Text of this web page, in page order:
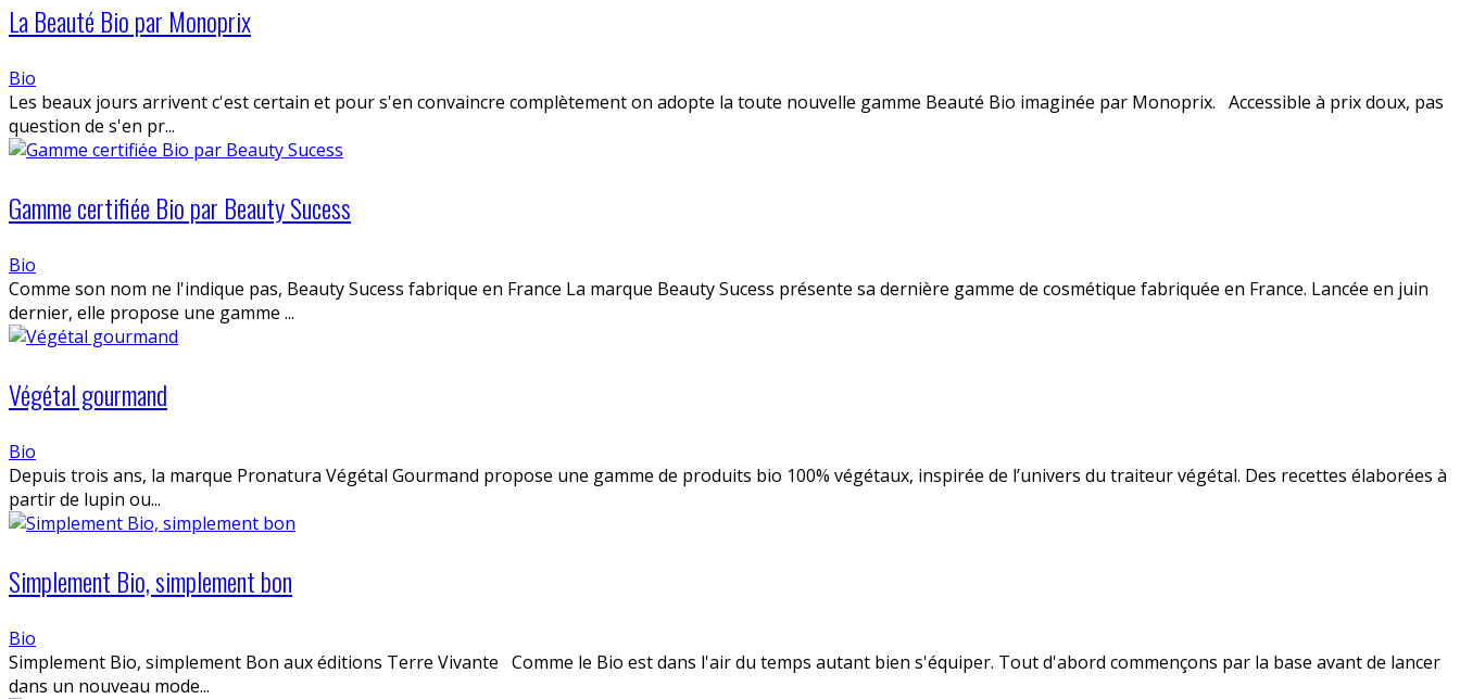
La Beauté Bio par Monoprix
Bio
Les beaux jours arrivent c'est certain et pour s'en convaincre complètement on adopte la toute nouvelle gamme Beauté Bio imaginée par Monoprix. Accessible à prix doux, pas
question de s'en pr...
Gamme certifiée Bio par Beauty Sucess
Bio
Comme son nom ne l'indique pas, Beauty Sucess fabrique en France La marque Beauty Sucess présente sa dernière gamme de cosmétique fabriquée en France. Lancée en juin
dernier, elle propose une gamme ...
Végétal gourmand
Bio
Depuis trois ans, la marque Pronatura Végétal Gourmand propose une gamme de produits bio 100% végétaux, inspirée de l’univers du traiteur végétal. Des recettes élaborées à
partir de lupin ou...
Simplement Bio, simplement bon
Bio
Simplement Bio, simplement Bon aux éditions Terre Vivante Comme le Bio est dans l'air du temps autant bien s'équiper. Tout d'abord commençons par la base avant de lancer
dans un nouveau mode...